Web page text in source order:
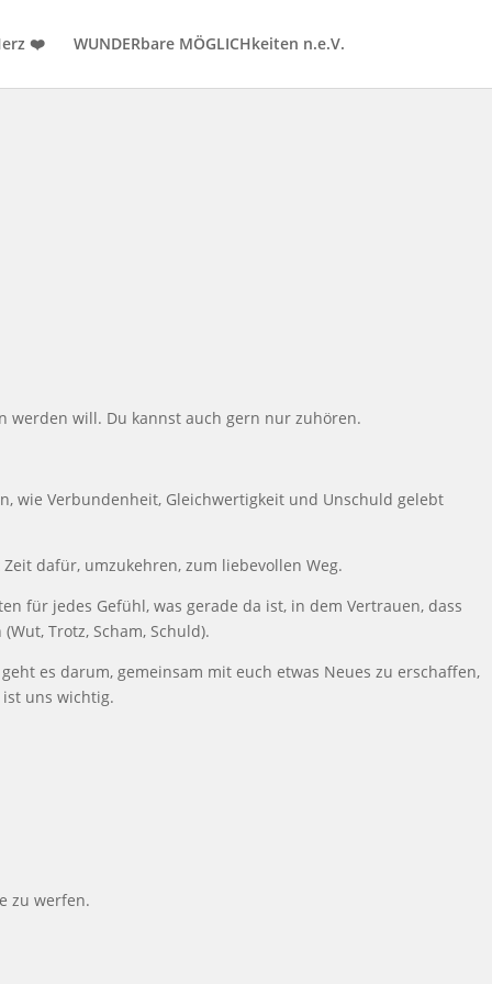
❤️ WUNDERbare MÖGLICHkeiten n.e.V.
werden will. Du kannst auch gern nur zuhören.
wie Verbundenheit, Gleichwertigkeit und Unschuld gelebt
Zeit dafür, umzukehren, zum liebevollen Weg.
für jedes Gefühl, was gerade da ist, in dem Vertrauen, dass
Trotz, Scham, Schuld).
es darum, gemeinsam mit euch etwas Neues zu erschaffen,
ist uns wichtig.
zu werfen.